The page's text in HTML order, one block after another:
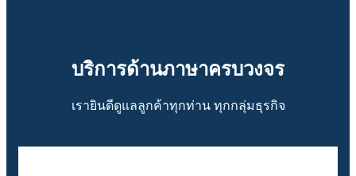
บริการด้านภาษาครบวงจร
เรายินดีดูแลลูกค้าทุกท่าน ทุกกลุ่มธุรกิจ